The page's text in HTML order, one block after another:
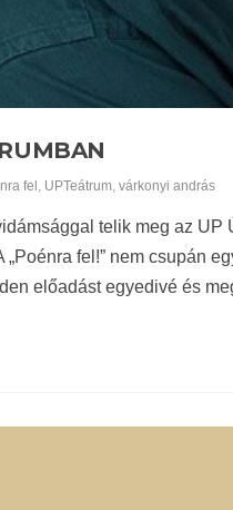
fel , UPTeátrum, várkonyi andrás
telik meg az
fel!” nem csupán
előadást egyedivé és